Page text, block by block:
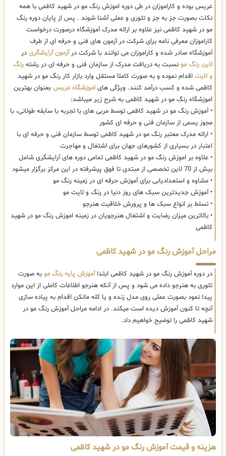
عریس بوده و کاراموزان در طی دوره اموزش رنگ مو در شهید کاظمی با همه
نکات بصورت جز به جز و تئوری و عملی آشنا شوند . پس از پایان دوره رنگ
مو در شهید کاظمی نیز علاوه بر ارائه مدرک آموزشگاه درصورت درخواست
کاراموزان معرفی نامه برای شرکت در آزمون های فنی و حرفه ای از طرف
آموزشگاه صادر شده و کاراموزان می توانند با شرکت درآزمون آرایشگری در
لاین رنگ مو نسبت به دریافت مدرک از سازمان فنی و حرفه ای در رشته رنگ
و لایت اقدام نموده و به صورت کاملا مستقل وارد بازار کار رنگ مو در شهید
کاظمی شده و کسب درآمد کنند. ویژگی های اموزشگاه عریس بعنوان بهترین
اموزشگاه رنگ مو در شهید کاظمی به شرح زیر میباشد:
• آموزش رنگ مو در شهید کاظمی توسط مربی های با تجربه با سابقه طولانی، با
مجوز رسمی از سازمان فنی و حرفه ای کشور
• ارائه مدرک معتبر رنگ مو در شهید کاظمی توسط سازمان فنی و حرفه ای با
اعتبار در بسیاری از کشورهای جهان برای اشتغال و مهاجرت
• علاوه بر اموزش رنگ مو در شهید کاظمی تمامی دوره های آرایشگری شامل
بیش از 70 لاین تخصصی از مبتدی تا فوق پیشرفته در این مرکز برگزار میشود
• مشاوه و استعدادیابی برای آموزش حرفه ای در زمینه رنگ مو
• آموزش جدیدترین سبک های روز دنیا در رنگ و لایت مو
• تسلط بر انواع سبک ها و پرورش خلاقیت هنرجو
• بالاترین میزان رضایت و اشتغال هنرجویان در زمینه اموزش رنگ مو در شهید
کاظمی
مراحل آموزش رنگ مو در شهید کاظمی
در دوره آموزش رنگ مو در شهید کاظمی ابتداآموزش پایه رنگ مو به صورت
تئوری به هنرجو داده می شود و پس از آنکه هنرجو اطلاعات کاملی از این موارد
پیدا نمود بصورت عملی روی مدل زنده و یا کله مانکن اقدام به پیاده سازی
آنچه تا کنون آموزش دیده است میکند. در ادامه مراحل آموزش رنگ مو در
شهید کاظمی را توضیح خواهیم داد.
هزینه و قیمت آموزش رنگ مو در شهید کاظمی